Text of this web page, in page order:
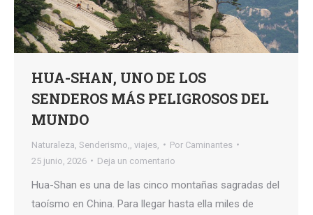
HUA-SHAN, UNO DE LOS
SENDEROS MÁS PELIGROSOS DEL
MUNDO
Naturaleza Senderismo, viajes, Por Caminantes
25 junio, 2026
Deja un comentario
Hua-Shan es una de las cinco montañas sagradas del
taoísmo en China. Para llegar hasta ella miles de